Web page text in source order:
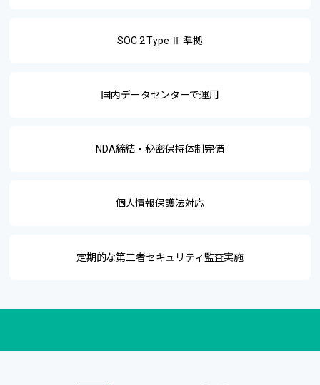
SOC 2 Type Ⅱ 準拠
国内データセンターで運用
NDA締結・秘密保持体制完備
個人情報保護法対応
定期的な第三者セキュリティ監査実施